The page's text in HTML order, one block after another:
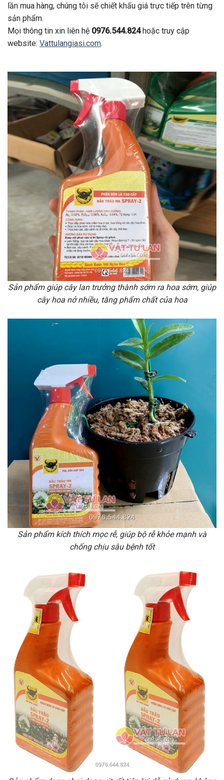
lần mua hàng, chúng tôi sẽ chiết khấu giá trực tiếp trên từng
sản phẩm.
Mọi thông tin xin liên hệ 0976.544.824hoặc truy cập
website: Vattulangiasi.com.
Sản phẩm giúp cây lan trưởng thành sớm ra hoa sớm, giúp
cây hoa nở nhiều, tăng phẩm chất của hoa
Sản phẩm kích thích mọc rễ, giúp bộ rễ khỏe mạnh và
chống chịu sâu bệnh tốt